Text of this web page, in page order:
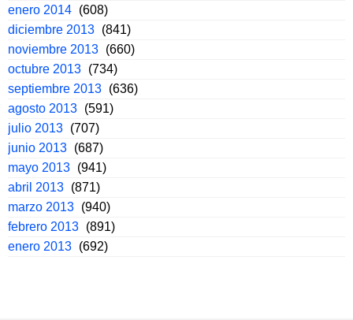
enero 2014 (608)
diciembre 2013 (841)
noviembre 2013 (660)
octubre 2013 (734)
septiembre 2013 (636)
agosto 2013 (591)
julio 2013 (707)
junio 2013 (687)
mayo 2013 (941)
abril 2013 (871)
marzo 2013 (940)
febrero 2013 (891)
enero 2013 (692)